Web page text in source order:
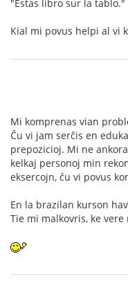
"Estas libro sur la tablo."
Kial mi povus helpi al vi
Mi komprenas vian
Ĉu vi jam serĉis en
prepozicioj. Mi ne
kelkaj personoj min
eksercojn, ĉu vi povus
En la brazilan kurson
Tie mi malkovris, ke vere